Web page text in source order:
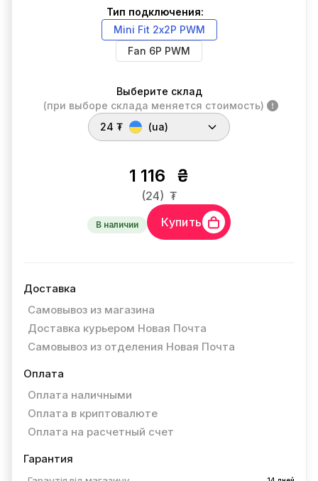
Тип подключения:
Mini Fit 2х2P PWM
Fan 6P PWM
Выберите склад
(при выборе склада меняется стоимость)
24 ₮
(ua)
1 116 ₴
(24) ₮
В наличии Купить
Доставка
Самовывоз из магазина
Доставка курьером Новая Почта
Самовывоз из отделения Новая Почта
Оплата
Оплата наличными
Оплата в криптовалюте
Оплата на расчетный счет
Гарантия